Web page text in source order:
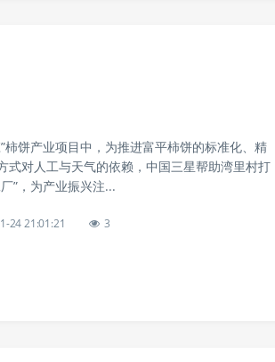
柿饼产业项目中，为推进富平柿饼的标准化、精
式对人工与天气的依赖，中国三星帮助湾里村打
”，为产业振兴注...
24 21:01:21 3